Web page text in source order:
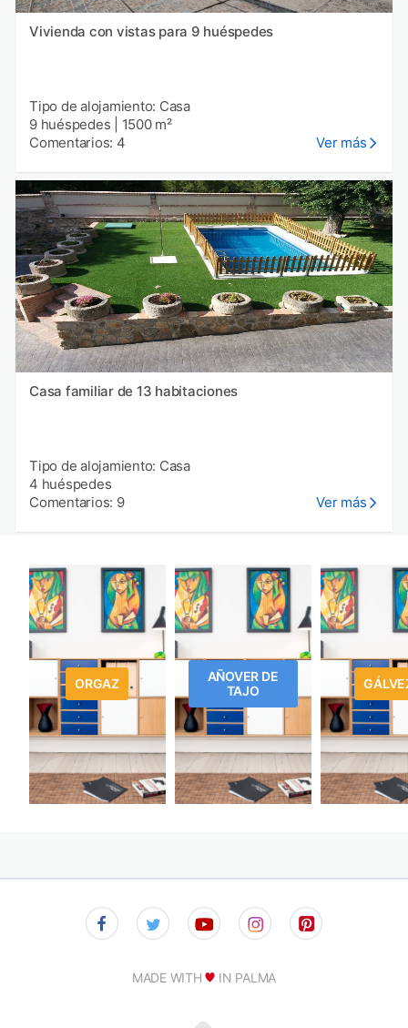
Vivienda con vistas para 9 huéspedes
Tipo de alojamiento: Casa
9 huéspedes
1500 m²
Comentarios: 4
Ver más
Casa familiar de 13 habitaciones
Tipo de alojamiento: Casa
4 huéspedes
Comentarios: 9
Ver más
ORGAZ
AÑOVER DE
TAJO
MADE WITH IN PALMA